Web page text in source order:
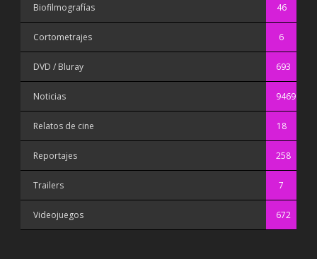
Biofilmografías 46
Cortometrajes 6
DVD / Bluray 693
Noticias 9469
Relatos de cine 18
Reportajes 258
Trailers 7
Videojuegos 672